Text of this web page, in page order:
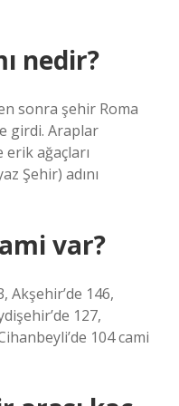
nedir?
sonra şehir Roma
girdi. Araplar
erik ağaçları
Şehir) adını
var?
Akşehir’de 146,
127,
104 cami